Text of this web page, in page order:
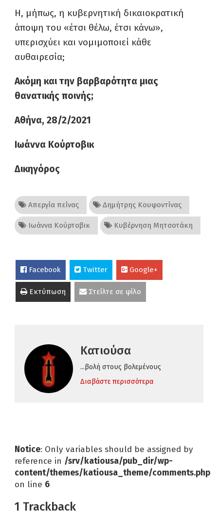
Η, μήπως, η κυβερνητική δικαιοκρατική
άποψη του «έτσι θέλω, έτσι κάνω»,
υπερισχύει και νομιμοποιεί κάθε
αυθαιρεσία;
Ακόμη και την βαρβαρότητα μιας
θανατικής ποινής;
Αθήνα, 28/2/2021
Ιωάννα Κούρτοβικ
Δικηγόρος
Απεργία πείνας Δημήτρης Κουφοντίνας
Ιωάννα Κούρτοβικ Κυβέρνηση Μητσοτάκη
Facebook Twitter Google+
Εκτύπωση Στείλτε σε φίλο
Κατιούσα
...βολή στους βολεμένους
Διαβάστε περισσότερα
Notice: Only variables should be assigned by
reference in /srv/katiousa/pub_dir/wp-
content/themes/katiousa_theme/comments.php
on line 6
1 Trackback